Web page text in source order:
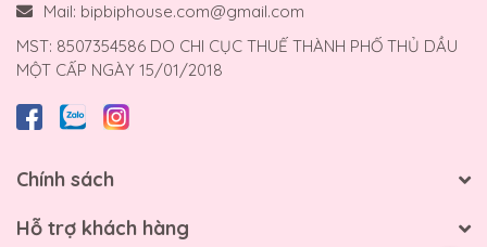
Mail: bipbiphouse.com@gmail.com
MST: 8507354586 DO CHI CỤC THUẾ THÀNH PHỐ THỦ DẦU
MỘT CẤP NGÀY 15/01/2018
Chính sách
Hỗ trợ khách hàng